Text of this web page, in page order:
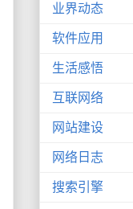
业界动态
软件应用
生活感悟
互联网络
网站建设
网络日志
搜索引擎